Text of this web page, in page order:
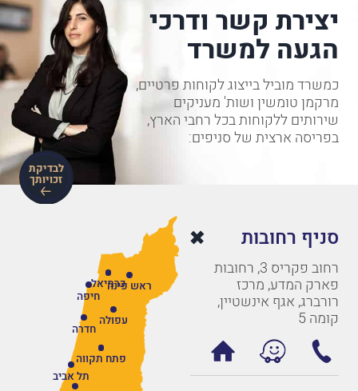
לבדיקת
זכויותך
יצירת קשר ודרכי
הגעה למשרד
כמשרד מוביל בייצוג לקוחות פרטיים,
מרקמן טומשין ושות' מעניקים
שירותים ללקוחות בכל רחבי הארץ,
בפריסה ארצית של סניפים:
סניף רחובות
רחוב פקריס 3, רחובות
פארק המדע, מרכז
רורברג, אגף אינשטיין,
קומה 5
תל אביב
חיפה
פתח תקווה
חדרה
עפולה
ראש פינהכרמיאל